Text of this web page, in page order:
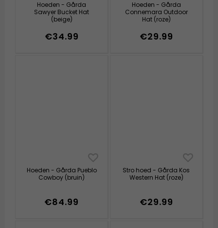
Hoeden - Gårda
Sawyer Bucket Hat
(beige)
€34.99
Hoeden - Gårda
Connemara Outdoor
Hat (roze)
€29.99
Hoeden - Gårda Pueblo
Cowboy (bruin)
€84.99
Stro hoed - Gårda Kos
Western Hat (roze)
€29.99